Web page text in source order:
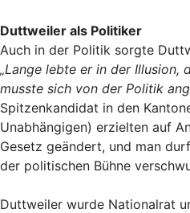
Duttweiler als Politiker
Auch in der Politik sorgte
„Lange lebte er in der Illusion,
musste sich von der Politik
Spitzenkandidat in den
Unabhängigen) erzielten auf
Gesetz geändert, und man
der politischen Bühne
Duttweiler wurde Nationalrat